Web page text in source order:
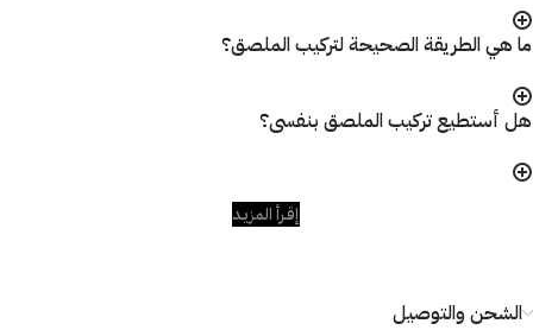
ما هي الطريقة الصحيحة لتركيب الملصق؟
هل أستطيع تركيب الملصق بنفسى؟
إقـرأ المزيـد
الشحن والتوصيل